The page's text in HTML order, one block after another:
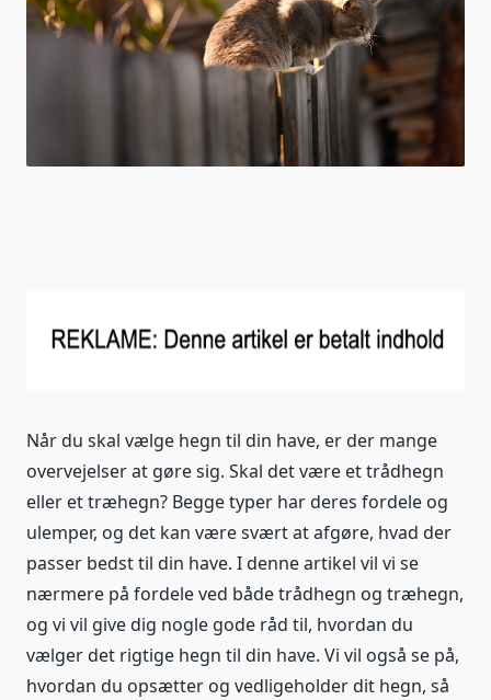
Når du skal vælge hegn til din have, er der mange
overvejelser at gøre sig. Skal det være et trådhegn
eller et træhegn? Begge typer har deres fordele og
ulemper, og det kan være svært at afgøre, hvad der
passer bedst til din have. I denne artikel vil vi se
nærmere på fordele ved både trådhegn og træhegn,
og vi vil give dig nogle gode råd til, hvordan du
vælger det rigtige hegn til din have. Vi vil også se på,
hvordan du opsætter og vedligeholder dit hegn, så